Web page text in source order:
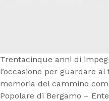
Trentacinque anni di
l’occasione per guardare
memoria del cammino
Popolare di Bergamo –